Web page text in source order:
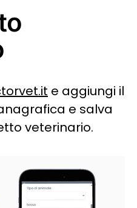
e aggiungi il
e salva
veterinario.